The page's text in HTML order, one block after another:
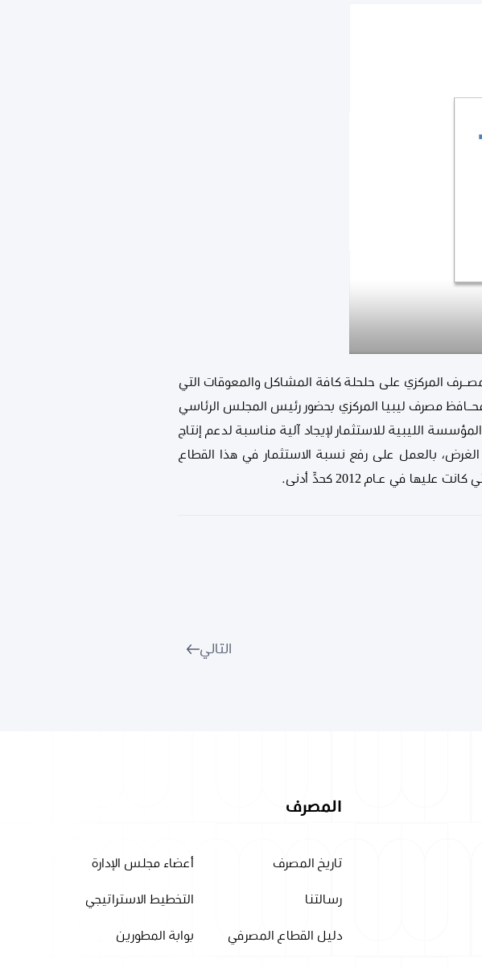
المركزي على حلحلة كافة المشاكل والمعوقات التي
عقد في 07 أغسطس الجاري بمكتب محــافظ مصرف ليبيا المركزي بحضور رئيس المجلس الرئاسي
الليبية للاستثمار لإيجاد آلية مناسبة لدعم إنتاج
بالعمل على رفع نسبة الاستثمار في هذا القطاع
في عـام 2012 كحدٍّ أدنى.
التالي
المصرف
تاريخ المصرف أعضاء مجلس الإدارة
رسالتنا التخطيط الاستراتيجي
دليل القطاع المصرفي بوابة المطورين